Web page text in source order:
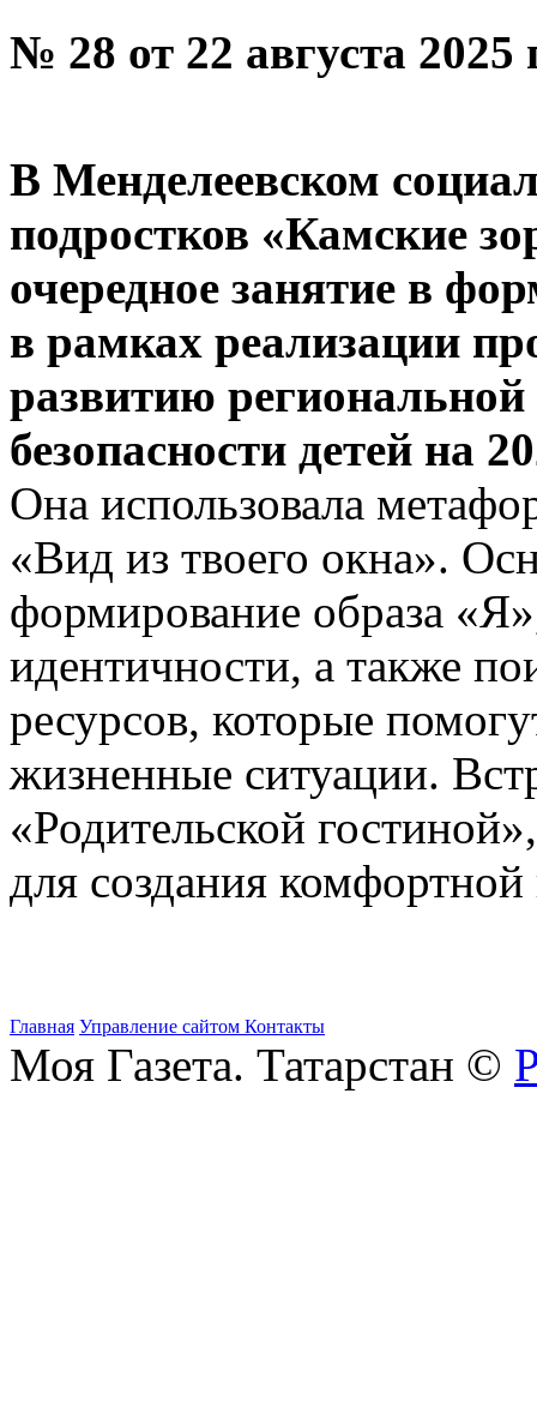
№ 28 от 22 августа 2025
В Менделеевском
подростков «Камские
очередное занятие в
в рамках реализации
развитию региональной
безопасности детей на
Она использовала
«Вид из твоего окна».
формирование образа
идентичности, а также
ресурсов, которые
жизненные ситуации.
«Родительской
для создания
Главная Управление сайтом Контакты
Моя Газета. Татарстан ©